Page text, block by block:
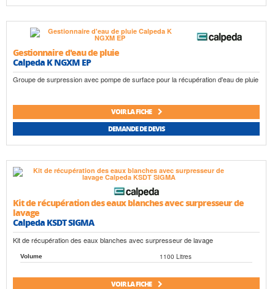
Gestionnaire d'eau de pluie
Calpeda K NGXM EP
Groupe de surpression avec pompe de surface pour la récupération d'eau de pluie
VOIR LA FICHE
DEMANDE DE DEVIS
Kit de récupération des eaux blanches avec surpresseur de
lavage
Calpeda KSDT SIGMA
Kit de récupération des eaux blanches avec surpresseur de lavage
Volume 1100 Litres
VOIR LA FICHE